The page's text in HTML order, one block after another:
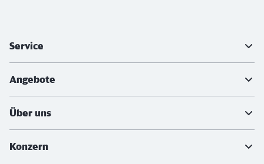
Service
Angebote
Über uns
Konzern